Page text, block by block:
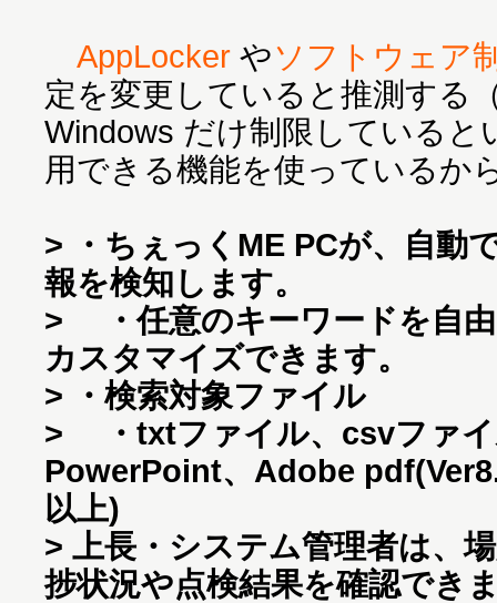
AppLocker やソフトウェア
定を変更していると推測する
Windows だけ制限していると
用できる機能を使っているか
> ・ちぇっくME PCが、自動
報を検知します。
> ・任意のキーワードを自由
カスタマイズできます。
> ・検索対象ファイル
> ・txtファイル、csvファイ
PowerPoint、Adobe
以上)
> 上長・システム管理者は、
捗状況や点検結果を確認でき